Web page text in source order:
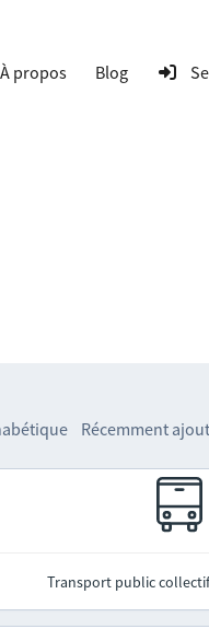
À propos Blog
Récemment
Transport public collectif